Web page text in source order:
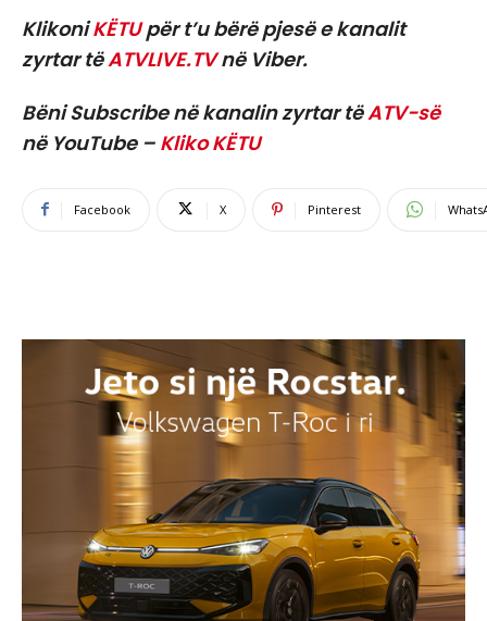
KlikoniKËTUpër t’u bërë pjesë e kanalit
zyrtar tëATVLIVE.TVnë Viber.
Bëni Subscribe në kanalin zyrtar tëATV-së
në YouTube – Kliko KËTU
Facebook X Pinterest